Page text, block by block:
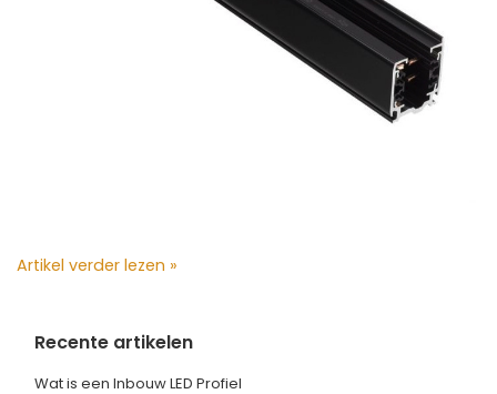
Artikel verder lezen »
Recente artikelen
Wat is een Inbouw LED Profiel